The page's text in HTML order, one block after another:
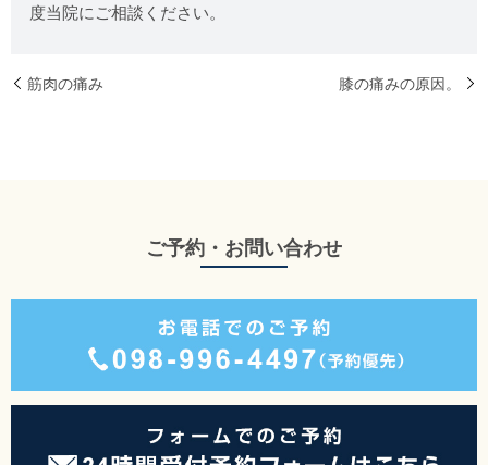
度当院にご相談ください。
筋肉の痛み 膝の痛みの原因。
ご予約・お問い合わせ